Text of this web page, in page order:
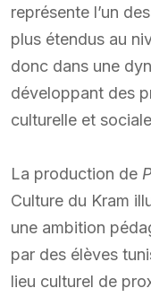
représente l’un
plus étendus au
donc dans une
développant des
culturelle et
La production de
Culture du Kram
une ambition
par des élèves
lieu culturel de